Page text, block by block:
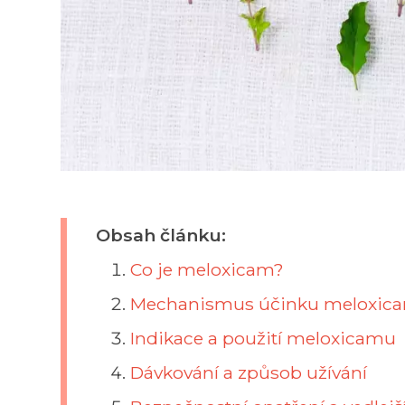
Obsah článku:
Co je meloxicam?
Mechanismus účinku
Indikace a použití meloxicamu
Dávkování a způsob užívání